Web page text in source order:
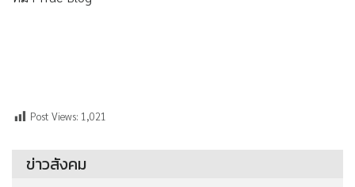
Post Views: 1,021
ข่าวสังคม